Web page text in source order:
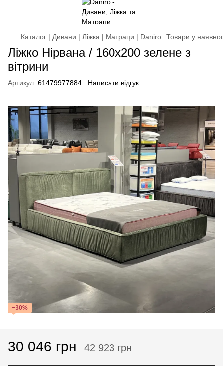
Каталог | Дивани | Ліжка | Матраци | Daniro Товари у
Ліжко Нірвана / 160х200 зелене з
вітрини
Артикул: 61479977884 Написати відгук
−30%
30 046 грн 42 923 грн